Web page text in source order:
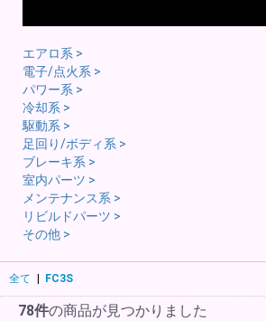
エアロ系 >
電子/点火系 >
パワー系 >
冷却系 >
駆動系 >
足回り/ボディ系 >
ブレーキ系 >
室内パーツ >
メンテナンス系 >
リビルドパーツ >
その他 >
全て FC3S
78件の商品が見つかりました